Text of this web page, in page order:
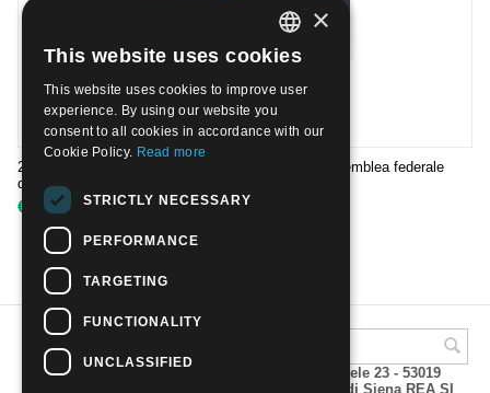
2008 - 15° ann.del Consiglio di Federazione dell'assemblea federale
della Federazione russa. Nuovo**
€ 2.00
A.M.Phil di Andrea Mulinacci P.za V. Emanuele 23 - 53019
VAGLIAGLI (Siena) P.IVA 00815490529 CCIAA di Siena REA SI
ITALIAN
ENGLISH
×
This website uses cookies
This website uses cookies to improve user
experience. By using our website you
consent to all cookies in accordance with our
Cookie Policy. Read more
STRICTLY NECESSARY
PERFORMANCE
TARGETING
FUNCTIONALITY
UNCLASSIFIED